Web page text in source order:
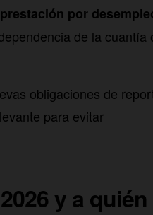
por
de la cuantía
obligaciones de
para evitar
y a quién